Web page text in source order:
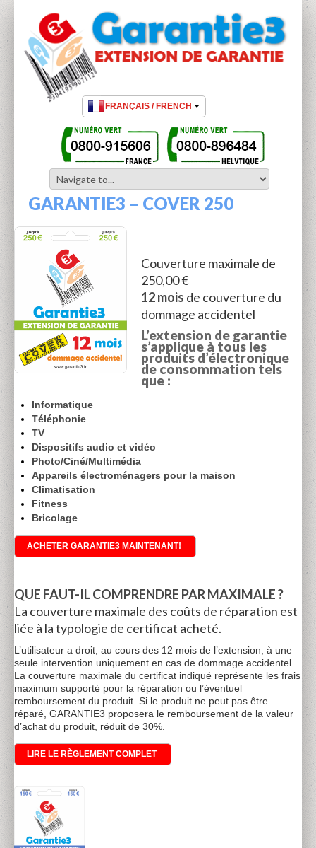
GARANTIE3 – COVER 250
Couverture maximale de
250,00 €
12 mois de couverture du
dommage accidentel
L’extension de garantie
s’applique à tous les
produits d’électronique
de consommation tels
que :
Informatique
Téléphonie
TV
Dispositifs audio et vidéo
Photo/Ciné/Multimédia
Appareils électroménagers pour la maison
Climatisation
Fitness
Bricolage
ACHETER GARANTIE3 MAINTENANT!
QUE FAUT-IL COMPRENDRE PAR MAXIMALE ?
La couverture maximale des coûts de réparation est
liée à la typologie de certificat acheté.
L’utilisateur a droit, au cours des 12 mois de l’extension, à une
seule intervention uniquement en cas de dommage accidentel.
La couverture maximale du certificat indiqué représente les frais
maximum supporté pour la réparation ou l’éventuel
remboursement du produit. Si le produit ne peut pas être
réparé, GARANTIE3 proposera le remboursement de la valeur
d’achat du produit, réduit de 30%.
LIRE LE RÈGLEMENT COMPLET